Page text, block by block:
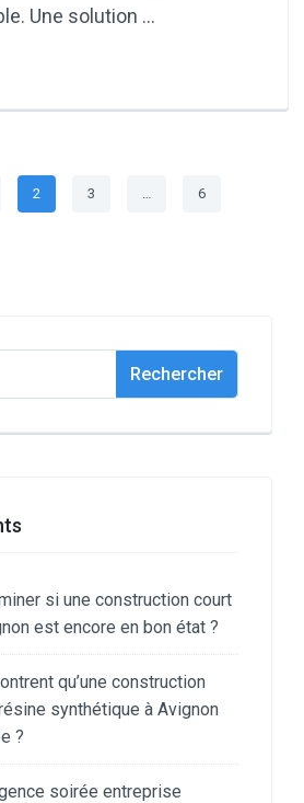
Une solution …
Page
2 Page
3 Page
6
si une construction court
est encore en bon état ?
qu’une construction
synthétique à Avignon
?
soirée entreprise